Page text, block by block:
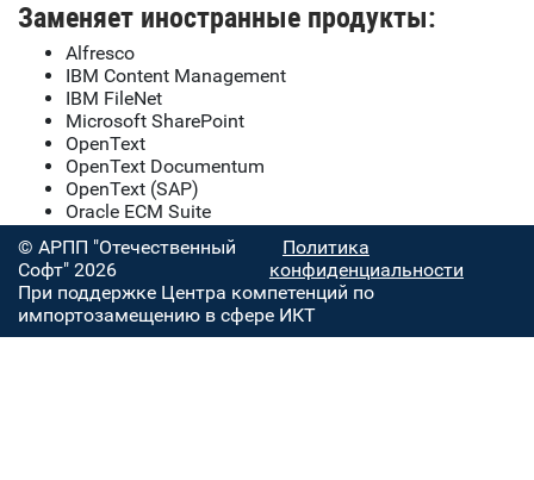
Заменяет иностранные продукты:
Alfresco
IBM Content Management
IBM FileNet
Microsoft SharePoint
OpenText
OpenText Documentum
OpenText (SAP)
Oracle ECM Suite
© АРПП "Отечественный
Софт" 2026
Политика
конфиденциальности
При поддержке Центра компетенций по
импортозамещению в сфере ИКТ